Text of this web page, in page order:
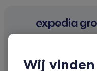
Hotels voor
Zaken in Breda
Hotels met
Over ons
Wij